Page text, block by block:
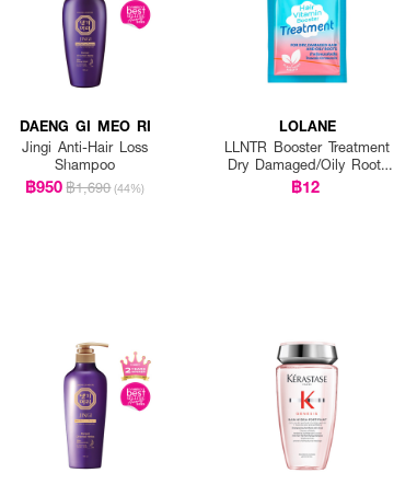
DAENG GI MEO RI
Jingi Anti-Hair Loss
Shampoo
฿950฿1,690 (44%)
LOLANE
LLNTR Booster Treatment
Dry Damaged/Oily Roots
25g P12
฿12